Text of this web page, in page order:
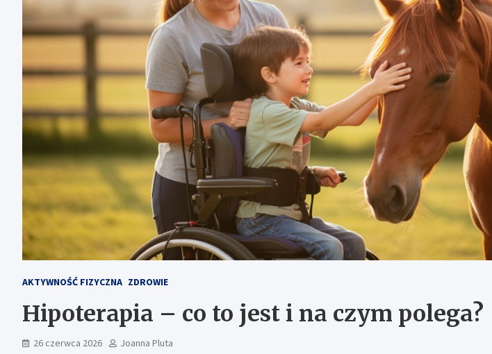
AKTYWNOŚĆ FIZYCZNA ZDROWIE
Hipoterapia – co to jest i na czym polega?
26 czerwca 2026 Joanna Pluta